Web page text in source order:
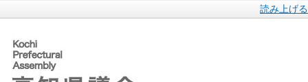
読み上げる